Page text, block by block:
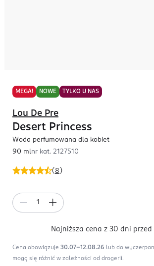
MEGA! NOWE TYLKO U NAS
( 8 )
Lou De Pre
Desert Princess
Woda perfumowana dla kobiet
90 mlnr kat. 2127510
Najniższa cena z 30 dni przed
Cena obowiązuje 30.07-12.08.26 lub do
mogą się różnić w zależności od drogerii.